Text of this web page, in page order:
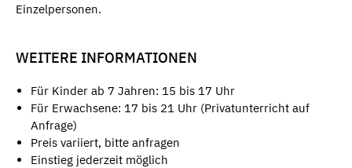
Einzelpersonen.
WEITERE INFORMATIONEN
Für Kinder ab 7 Jahren: 15 bis 17 Uhr
Für Erwachsene: 17 bis 21 Uhr (Privatunterricht auf
Anfrage)
Preis variiert, bitte anfragen
Einstieg jederzeit möglich